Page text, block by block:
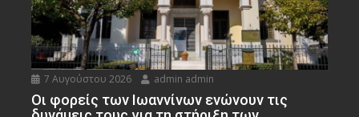
7 Αυγούστου 2026 admin admin
Οι φορείς των Ιωαννίνων ενώνουν τις